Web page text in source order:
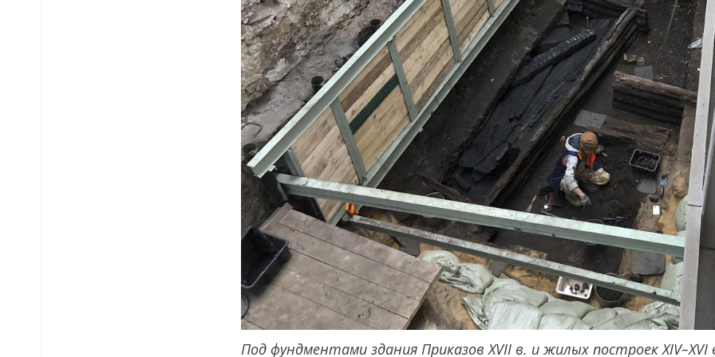
Под фундментами здания Приказов XVII в. и жилых построек XIV–XVI